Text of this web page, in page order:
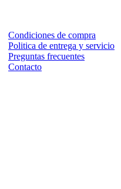
Condiciones de compra
Politica de entrega y servicio
Preguntas frecuentes
Contacto